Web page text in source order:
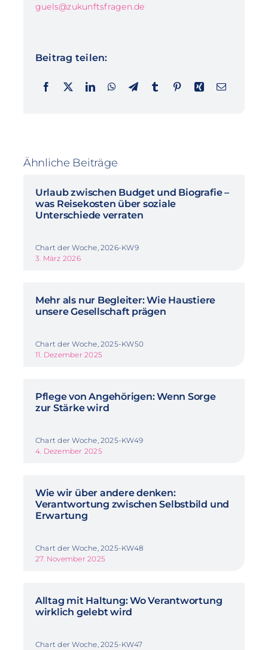
guels@zukunftsfragen.de
Beitrag teilen:
Ähnliche Beiträge
Urlaub zwischen Budget und Biografie –
was Reisekosten über soziale
Unterschiede verraten
Chart der Woche, 2026-KW9
3. März 2026
Mehr als nur Begleiter: Wie Haustiere
unsere Gesellschaft prägen
Chart der Woche, 2025-KW50
11. Dezember 2025
Pflege von Angehörigen: Wenn Sorge
zur Stärke wird
Chart der Woche, 2025-KW49
4. Dezember 2025
Wie wir über andere denken:
Verantwortung zwischen Selbstbild und
Erwartung
Chart der Woche, 2025-KW48
27. November 2025
Alltag mit Haltung: Wo Verantwortung
wirklich gelebt wird
Chart der Woche, 2025-KW47